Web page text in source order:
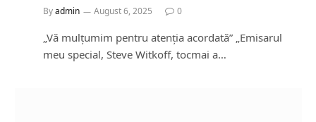
Byadmin August 6, 2025 0
„Vă mulțumim pentru atenția acordată” „Emisarul
meu special, Steve Witkoff, tocmai a…